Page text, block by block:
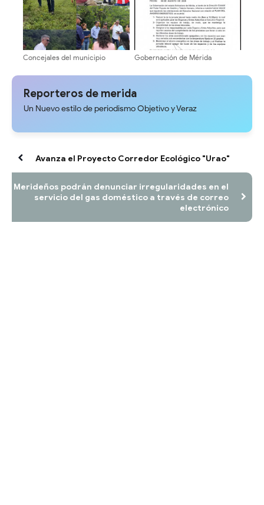
Concejales del municipio
en la Cuesta del Chama!
Gobernación de Mérida
especial de medio día por Plan
Reporteros de merida
Un Nuevo estilo de periodismo Objetivo y Veraz
Avanza el Proyecto Corredor Ecológico "Urao"
Merideños podrán denunciar irregularidades en el
servicio del gas doméstico a través de correo
electrónico